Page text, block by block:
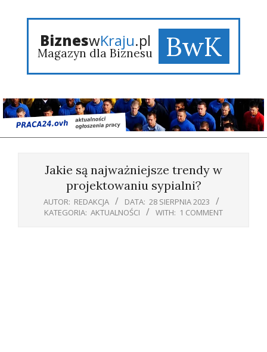
BizneswKraju.pl
Magazyn dla Biznesu BwK
Jakie są najważniejsze trendy w
projektowaniu sypialni?
AUTOR: REDAKCJA DATA: 28 SIERPNIA 2023
KATEGORIA: AKTUALNOŚCI WITH: 1 COMMENT